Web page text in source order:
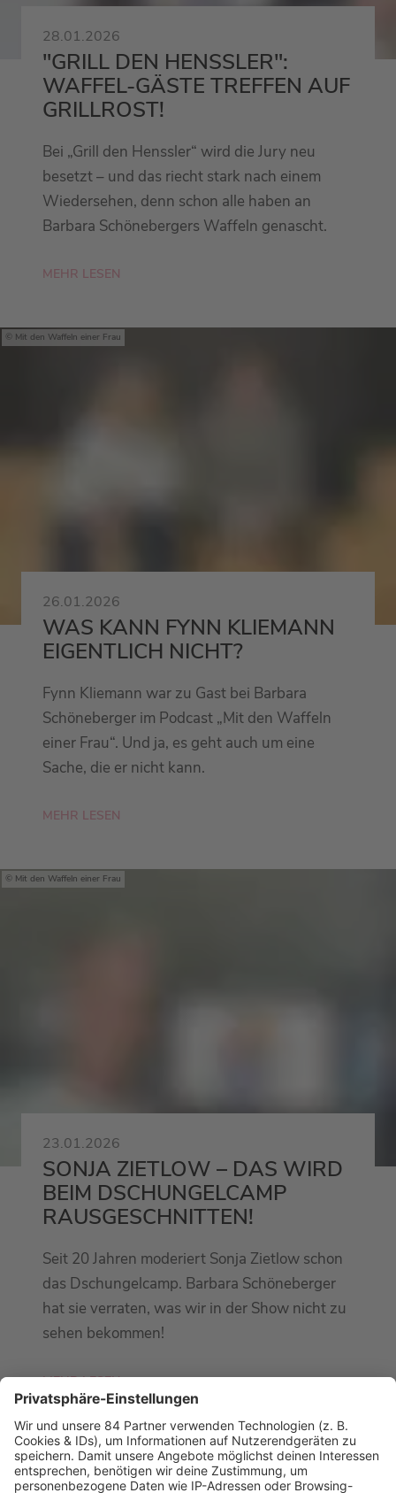
28.01.2026
"GRILL DEN HENSSLER":
WAFFEL-GÄSTE TREFFEN AUF
GRILLROST!
Bei „Grill den Henssler“ wird die Jury neu
besetzt – und das riecht stark nach einem
Wiedersehen, denn schon alle haben an
Barbara Schönebergers Waffeln genascht.
MEHR LESEN
Mit den Waffeln einer Frau
26.01.2026
WAS KANN FYNN KLIEMANN
EIGENTLICH NICHT?
Fynn Kliemann war zu Gast bei Barbara
Schöneberger im Podcast „Mit den Waffeln
einer Frau“. Und ja, es geht auch um eine
Sache, die er nicht kann.
MEHR LESEN
Mit den Waffeln einer Frau
23.01.2026
SONJA ZIETLOW – DAS WIRD
BEIM DSCHUNGELCAMP
RAUSGESCHNITTEN!
Seit 20 Jahren moderiert Sonja Zietlow schon
das Dschungelcamp. Barbara Schöneberger
hat sie verraten, was wir in der Show nicht zu
sehen bekommen!
MEHR LESEN
PODCAST-GÄSTE: MEHR NEWS